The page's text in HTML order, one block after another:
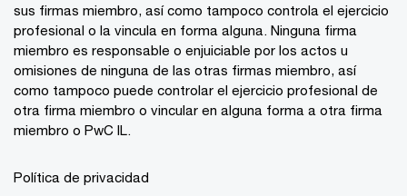
sus firmas miembro, así como tampoco controla el ejercicio
profesional o la vincula en forma alguna. Ninguna firma
miembro es responsable o enjuiciable por los actos u
omisiones de ninguna de las otras firmas miembro, así
como tampoco puede controlar el ejercicio profesional de
otra firma miembro o vincular en alguna forma a otra firma
miembro o PwC IL.
Política de privacidad